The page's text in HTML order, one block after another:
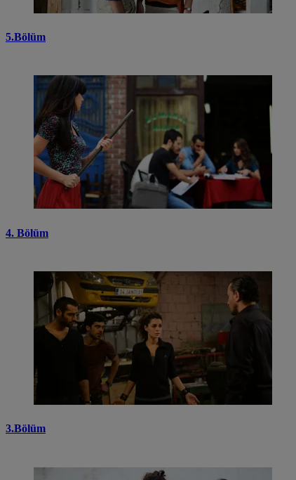
5.Bölüm
4. Bölüm
3.Bölüm